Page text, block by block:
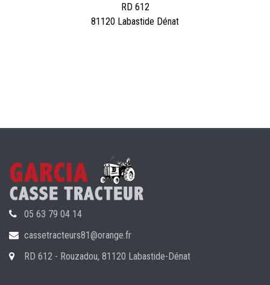
RD 612
81120 Labastide Dénat
05 63 79 04 14
cassetracteurs81@orange.fr
RD 612 - Rouzadou, 81120 Labastide-Dénat